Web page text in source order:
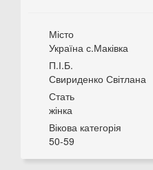
Місто
Україна с.Маківка
П.І.Б.
Свириденко Світлана
Стать
жінка
Вікова категорія
50-59